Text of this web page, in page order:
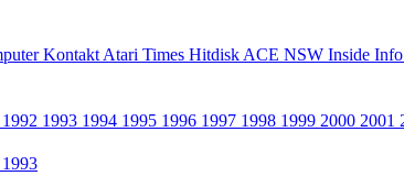
Kontakt Atari Times Hitdisk ACE NSW Inside Info
1992 1993 1994 1995 1996 1997 1998 1999 2000 2001
1993